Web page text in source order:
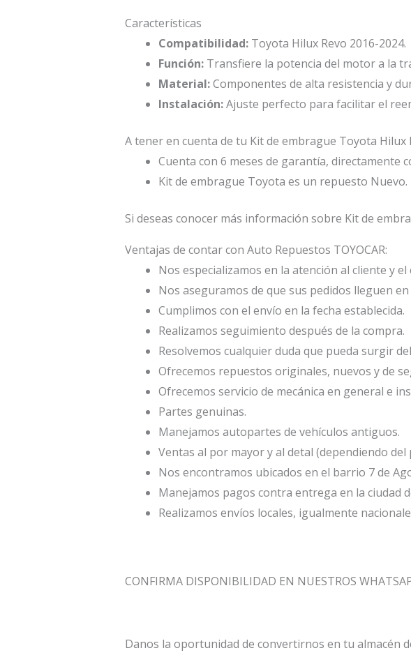
Características
Compatibilidad:Toyota Hilux Revo 2016-2024.
Función:Transfiere la potencia del motor a la
Material:Componentes de alta resistencia y
Instalación:Ajuste perfecto para facilitar el
A tener en cuenta de tu Kit de embrague Toyota Hilux
Cuenta con 6 meses de garantía, directamente
Kit de embrague Toyota es un repuesto Nuevo.
Si deseas conocer más información sobre Kit de
Ventajas de contar con Auto Repuestos TOYOCAR:
Nos especializamos en la atención al cliente y
Nos aseguramos de que sus pedidos lleguen
Cumplimos con el envío en la fecha establecida.
Realizamos seguimiento después de la compra.
Resolvemos cualquier duda que pueda surgir
Ofrecemos repuestos originales, nuevos y de
Ofrecemos servicio de mecánica en general e
Partes genuinas.
Manejamos autopartes de vehículos antiguos.
Ventas al por mayor y al detal (dependiendo del
Nos encontramos ubicados en el barrio 7 de
Manejamos pagos contra entrega en la ciudad
Realizamos envíos locales, igualmente
CONFIRMA DISPONIBILIDAD EN NUESTROS
Danos la oportunidad de convertirnos en tu almacén